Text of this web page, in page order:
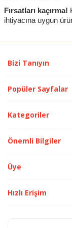
Fırsatları kaçırma!
ihtiyacına uygun
Bizi Tanıyın
Popüler Sayfalar
Kategoriler
Önemli Bilgiler
Üye
Hızlı Erişim